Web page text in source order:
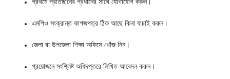
প্রথমে প্রতিষ্ঠানের প্রধানের সাথে যোগাযোগ করুন।
এমপিও সংক্রান্ত কাগজপত্র ঠিক আছে কিনা যাচাই করুন।
জেলা বা উপজেলা শিক্ষা অফিসে খোঁজ নিন।
প্রয়োজনে সংশ্লিষ্ট অধিদপ্তরে লিখিত আবেদন করুন।